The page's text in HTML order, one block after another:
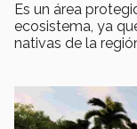
Es un área
ecosistema, ya
nativas de la